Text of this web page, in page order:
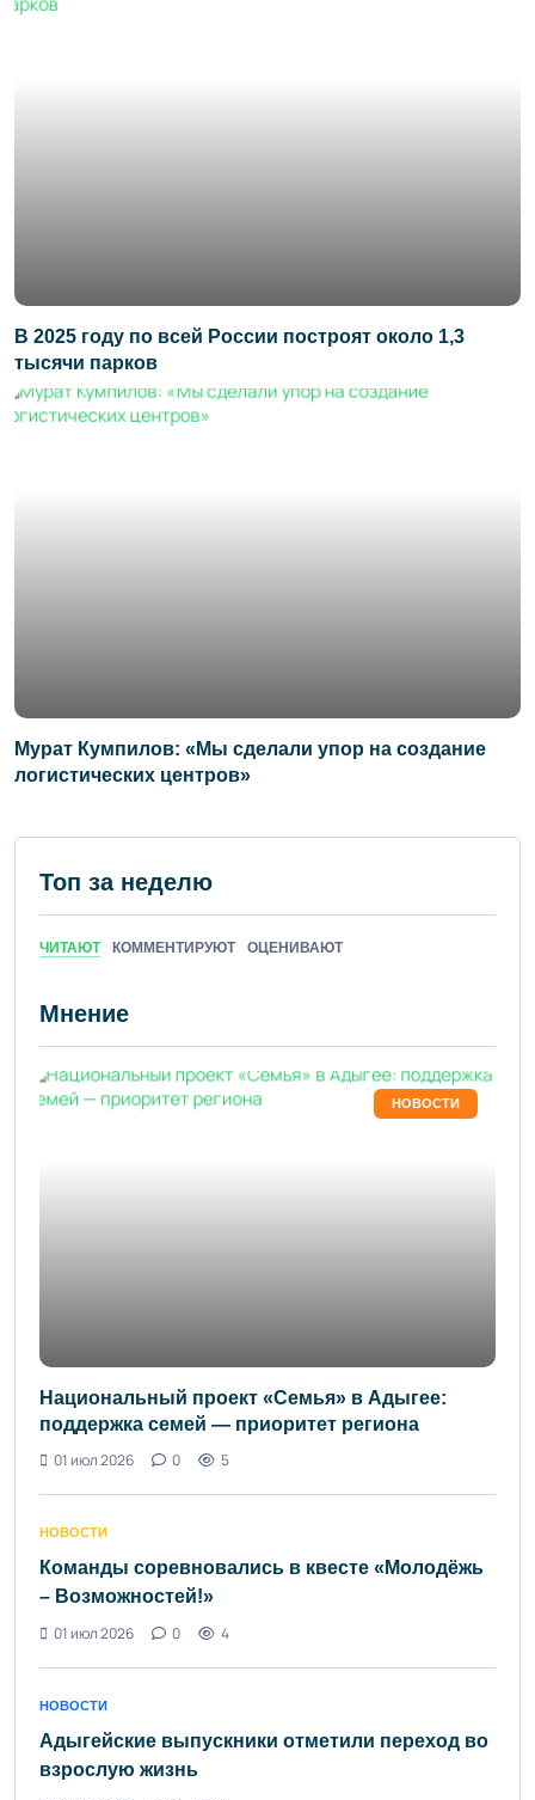
В 2025 году по всей России построят около 1,3
тысячи парков
Мурат Кумпилов: «Мы сделали упор на создание
логистических центров»
Топ за неделю
ЧИТАЮТ КОММЕНТИРУЮТ ОЦЕНИВАЮТ
Мнение
НОВОСТИ
Национальный проект «Семья» в Адыгее:
поддержка семей — приоритет региона
01 июл 2026
0 5
НОВОСТИ
Команды соревновались в квесте «Молодёжь
– Возможностей!»
01 июл 2026
0 4
НОВОСТИ
Адыгейские выпускники отметили переход во
взрослую жизнь